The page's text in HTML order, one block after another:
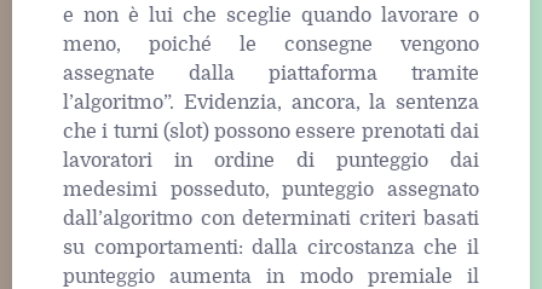
e non è lui che sceglie quando lavorare o
meno, poiché le consegne vengono
assegnate dalla piattaforma tramite
l’algoritmo”. Evidenzia, ancora, la sentenza
che i turni (slot) possono essere prenotati dai
lavoratori in ordine di punteggio dai
medesimi posseduto, punteggio assegnato
dall’algoritmo con determinati criteri basati
su comportamenti: dalla circostanza che il
punteggio aumenta in modo premiale il